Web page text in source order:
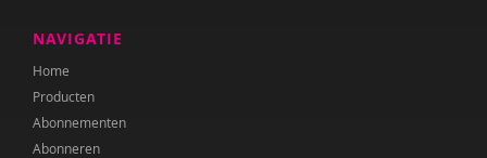
NAVIGATIE
Home
Producten
Abonnementen
Abonneren